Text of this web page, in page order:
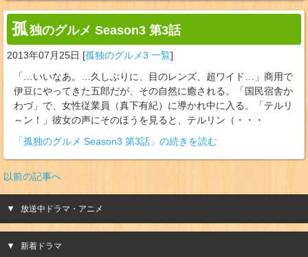
孤独のグルメ Season3 第3話
2013年07月25日 [孤独のグルメ3 一覧]
「…いいなあ。…久しぶりに、目のレンズ、超ワイド…」商用で
伊豆にやってきた五郎だが、その自然に癒される。「国民宿舎か
わづ」で、女性従業員（真下有紀）に導かれ中に入る。「テルリ
～ン！」彼女の声にそのほうを見ると、テルリン（・・・
「孤独のグルメ Season3 第3話」の続きを読む
以前の記事へ
放送中ドラマ・アニメ
新着ドラマ